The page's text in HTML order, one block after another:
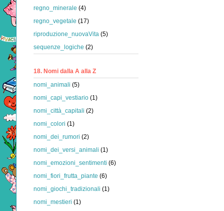
regno_minerale (4)
regno_vegetale (17)
riproduzione_nuovaVita (5)
sequenze_logiche (2)
18. Nomi dalla A alla Z
nomi_animali (5)
nomi_capi_vestiario (1)
nomi_città_capitali (2)
nomi_colori (1)
nomi_dei_rumori (2)
nomi_dei_versi_animali (1)
nomi_emozioni_sentimenti (6)
nomi_fiori_frutta_piante (6)
nomi_giochi_tradizionali (1)
nomi_mestieri (1)